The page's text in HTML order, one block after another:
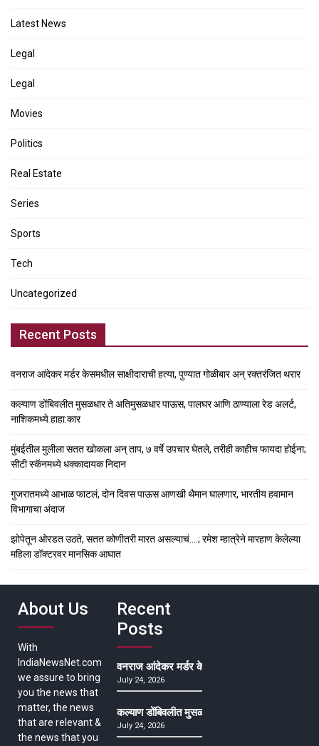
Latest News
Legal
Legal
Movies
Politics
Real Estate
Series
Sports
Tech
Uncategorized
Recent Posts
वनराज आंदेकर मर्डर केसमधील साक्षीदाराची हत्या, पुण्यात गोळीबार अन् रक्तरंजित थरार
कल्याण डोंबिवलीत मुसळधार ते अतिमुसळधार पाऊस, पालघर आणि ठाण्याला रेड अलर्ट,
नाशिकमध्ये हाहा:कार
मुंबईतील मुलीला सतत खोकला अन् ताप, ७ वर्षे उपचार घेतले, तरीही काहीच फायदा होईना;
सीटी स्कॅनमध्ये धक्कादायक निदान
गुजरातमध्ये आभाळ फाटलं, दोन दिवस पाऊस आणखी थैमान घालणार, भारतीय हवामान
विभागाचा अंदाज
झोपेतून ओरडत उठते, सतत कोणीतरी मारत असल्याचं….; रमेश म्हात्रेने मारहाण केलेल्या
महिला डॉक्टरवर मानसिक आघात
About Us
With
IndiaNewsNet.com
we assure to bring
you the news that
matter, the news
that are relevant &
the news that you
Recent
Posts
वनराज आंदेकर मर्डर केसमधील साक्षीदाराची हत्या,
July 24, 2026
कल्याण डोंबिवलीत मुसळधार ते अतिमुसळधार पाऊस,
July 24, 2026